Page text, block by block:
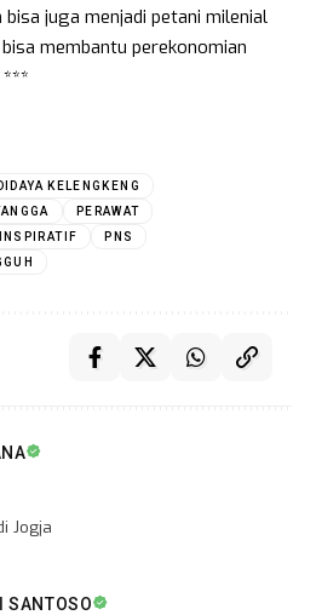
bisa juga menjadi petani milenial
membantu perekonomian
***
KELENGKENG
PERAWAT
PNS
Jogja
SANTOSO